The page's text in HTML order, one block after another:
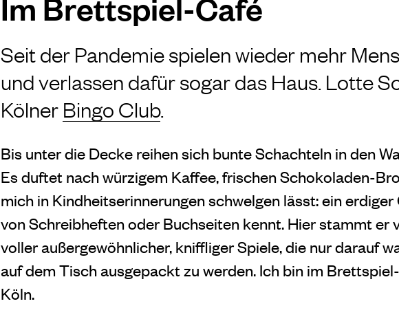
Seit der Pandemie spielen wieder mehr
und verlassen dafür sogar das Haus. Lotte
Kölner Bingo Club.
Bis unter die Decke reihen sich bunte Schachteln in den
Es duftet nach würzigem Kaffee, frischen Schokoladen-
mich in Kindheitserinnerungen schwelgen lässt: ein erdiger
von Schreibheften oder Buchseiten kennt. Hier stammt er
voller außergewöhnlicher, kniffliger Spiele, die nur darauf
auf dem Tisch ausgepackt zu werden. Ich bin im
Köln.